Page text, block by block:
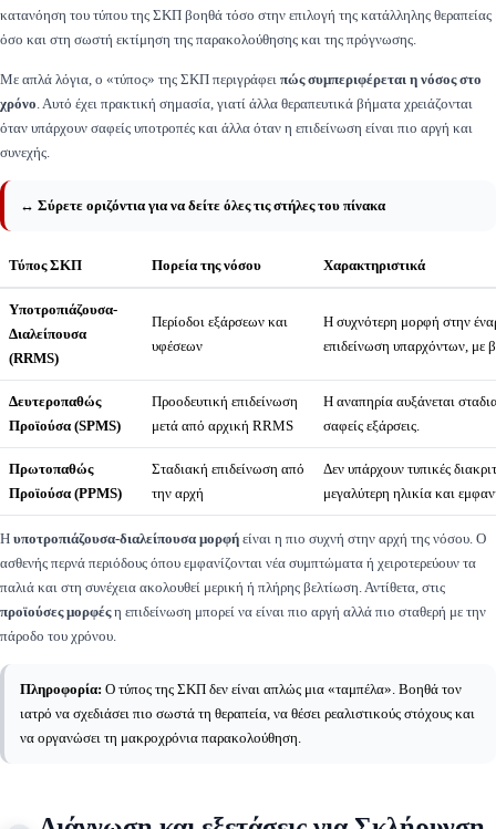
κατανόηση του τύπου της ΣΚΠ βοηθά τόσο στην επιλογή της κατάλληλης θεραπείας
όσο και στη σωστή εκτίμηση της παρακολούθησης και της πρόγνωσης.
Με απλά λόγια, ο «τύπος» της ΣΚΠ περιγράφει πώς συμπεριφέρεται η νόσος στο
χρόνο. Αυτό έχει πρακτική σημασία, γιατί άλλα θεραπευτικά βήματα χρειάζονται
όταν υπάρχουν σαφείς υποτροπές και άλλα όταν η επιδείνωση είναι πιο αργή και
συνεχής.
↔️ Σύρετε οριζόντια για να δείτε όλες τις στήλες του πίνακα
Τύπος ΣΚΠ Πορεία της νόσου Χαρακτηριστικά
Υποτροπιάζουσα-
Διαλείπουσα
(RRMS)
Περίοδοι εξάρσεων και
υφέσεων
Η συχνότερη μορφή στην
επιδείνωση υπαρχόντων, με
Δευτεροπαθώς
Προϊούσα (SPMS)
Προοδευτική επιδείνωση
μετά από αρχική RRMS
Η αναπηρία αυξάνεται
σαφείς εξάρσεις.
Πρωτοπαθώς
Προϊούσα (PPMS)
Σταδιακή επιδείνωση από
την αρχή
Δεν υπάρχουν τυπικές
μεγαλύτερη ηλικία και
Η υποτροπιάζουσα-διαλείπουσα μορφή είναι η πιο συχνή στην αρχή της νόσου. Ο
ασθενής περνά περιόδους όπου εμφανίζονται νέα συμπτώματα ή χειροτερεύουν τα
παλιά και στη συνέχεια ακολουθεί μερική ή πλήρης βελτίωση. Αντίθετα, στις
προϊούσες μορφέςη επιδείνωση μπορεί να είναι πιο αργή αλλά πιο σταθερή με την
πάροδο του χρόνου.
Πληροφορία: Ο τύπος της ΣΚΠ δεν είναι απλώς μια «ταμπέλα». Βοηθά τον
ιατρό να σχεδιάσει πιο σωστά τη θεραπεία, να θέσει ρεαλιστικούς στόχους και
να οργανώσει τη μακροχρόνια παρακολούθηση.